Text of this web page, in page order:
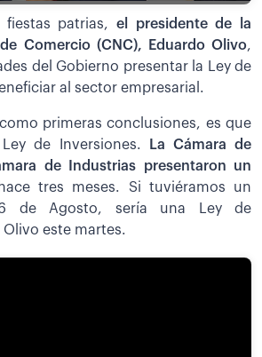
patrias, el presidente de la
Comercio (CNC), Eduardo Olivo,
del Gobierno presentar la Ley de
al sector empresarial.
primeras conclusiones, es que
de Inversiones.
La Cámara de
de Industrias presentaron un
tres meses. Si tuviéramos un
de Agosto, sería una Ley de
Olivo este martes.